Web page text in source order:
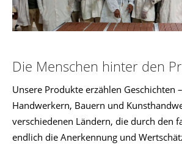
Die Menschen hinter den
Unsere Produkte erzählen Geschichten
Handwerkern, Bauern und
verschiedenen Ländern, die durch den
endlich die Anerkennung und